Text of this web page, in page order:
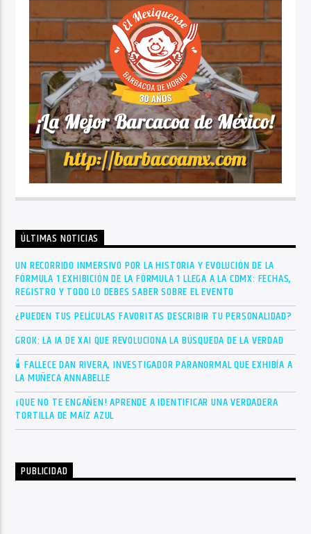
ÚLTIMAS NOTICIAS
UN RECORRIDO INMERSIVO POR LA HISTORIA Y EVOLUCIÓN DE LA
FÓRMULA 1 EXHIBICIÓN DE LA FÓRMULA 1 LLEGA A LA CDMX: FECHAS,
REGISTRO Y TODO LO DEBES SABER SOBRE EL EVENTO
¿PUEDEN TUS PELÍCULAS FAVORITAS DESCRIBIR TU PERSONALIDAD?
GROK: LA IA DE XAI QUE REVOLUCIONA LA BÚSQUEDA DE LA VERDAD
🕯 FALLECE DAN RIVERA, INVESTIGADOR PARANORMAL QUE EXHIBÍA A
LA MUÑECA ANNABELLE
¡QUE NO TE ENGAÑEN! APRENDE A IDENTIFICAR UNA VERDADERA
TORTILLA DE MAÍZ AZUL
PUBLICIDAD